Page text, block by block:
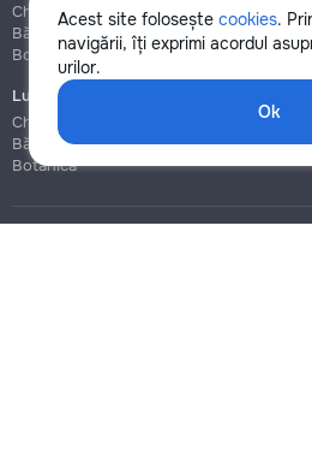
Acest site folosește cookies.
navigării, îți exprimi acordul
urilor.
Ok
Chișinău
Bălți
Botanica
Lucrări de construcție și instalare
Chișinău
Bălți
Botanica